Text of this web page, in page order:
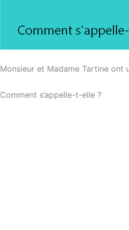
Monsieur et Madame Tartine ont
Comment s’appelle-t-elle ?